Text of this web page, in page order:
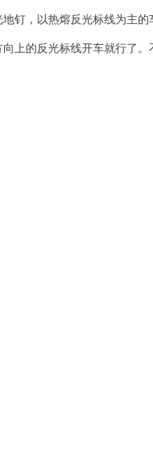
钉，以热熔反光标线为主
上的反光标线开车就行了